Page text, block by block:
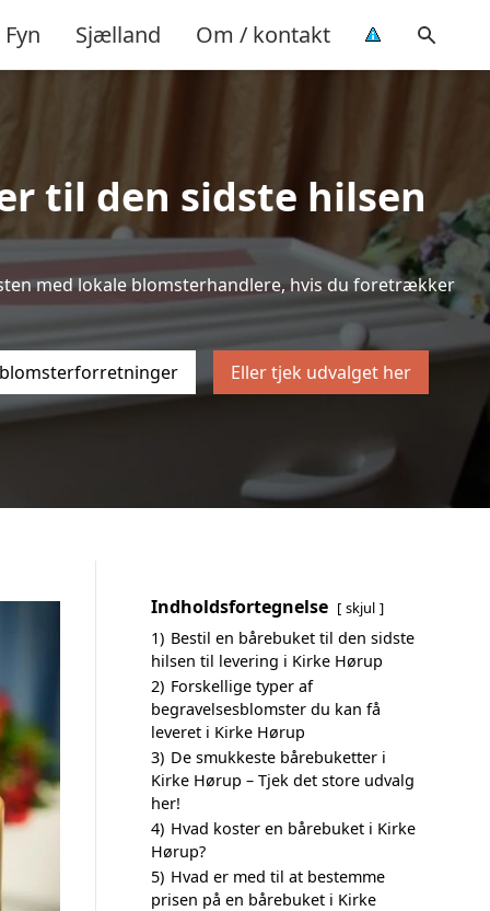
Fyn Sjælland Om / kontakt
til den sidste hilsen
med lokale blomsterhandlere, hvis du foretrækker
Eller tjek udvalget her
Indholdsfortegnelse skjul
1) Bestil en bårebuket til den sidste
hilsen til levering i Kirke Hørup
2) Forskellige typer af
begravelsesblomster du kan få
leveret i Kirke Hørup
3) De smukkeste bårebuketter i
Kirke Hørup – Tjek det store udvalg
her!
4) Hvad koster en bårebuket i Kirke
Hørup?
5) Hvad er med til at bestemme
prisen på en bårebuket i Kirke